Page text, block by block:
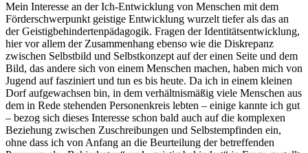
Mein Interesse an der Ich-Entwicklung von Menschen mit dem
Förderschwerpunkt geistige Entwicklung wurzelt tiefer als das an
der Geistigbehindertenpädagogik. Fragen der Identitätsentwicklung,
hier vor allem der Zusammenhang ebenso wie die Diskrepanz
zwischen Selbstbild und Selbstkonzept auf der einen Seite und dem
Bild, das andere sich von einem Menschen machen, haben mich von
Jugend auf fasziniert und tun es bis heute. Da ich in einem kleinen
Dorf aufgewachsen bin, in dem verhältnismäßig viele Menschen aus
dem in Rede stehenden Personenkreis lebten – einige kannte ich gut
– bezog sich dieses Interesse schon bald auch auf die komplexen
Beziehung zwischen Zuschreibungen und Selbstempfinden ein,
ohne dass ich von Anfang an die Beurteilung der betreffenden